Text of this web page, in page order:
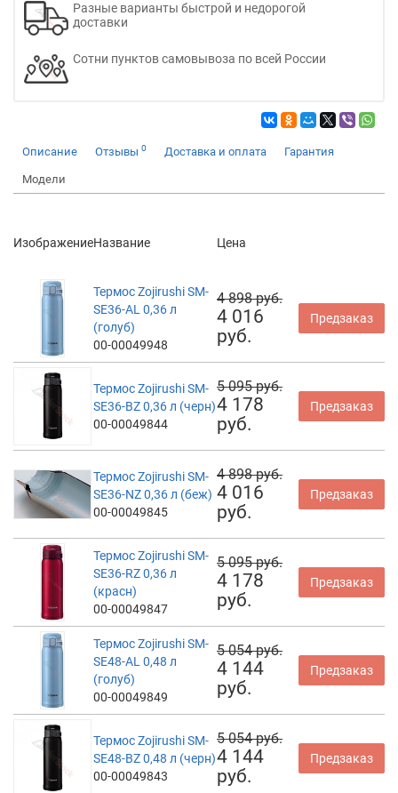
Разные варианты быстрой и недорогой
доставки
Сотни пунктов самовывоза по всей России
Описание Отзывы 0 Доставка и оплата Гарантия
Модели
ИзображениеНазвание Цена
Термос Zojirushi SM-
SE36-AL 0,36 л
(голуб)
00-00049948
4 898 руб.
4 016
руб.
Предзаказ
Термос Zojirushi SM-
SE36-BZ 0,36 л (черн)
00-00049844
5 095 руб.
4 178
руб.
Предзаказ
Термос Zojirushi SM-
SE36-NZ 0,36 л (беж)
00-00049845
4 898 руб.
4 016
руб.
Предзаказ
Термос Zojirushi SM-
SE36-RZ 0,36 л
(красн)
00-00049847
5 095 руб.
4 178
руб.
Предзаказ
Термос Zojirushi SM-
SE48-AL 0,48 л
(голуб)
00-00049849
5 054 руб.
4 144
руб.
Предзаказ
Термос Zojirushi SM-
SE48-BZ 0,48 л (черн)
00-00049843
5 054 руб.
4 144
руб.
Предзаказ